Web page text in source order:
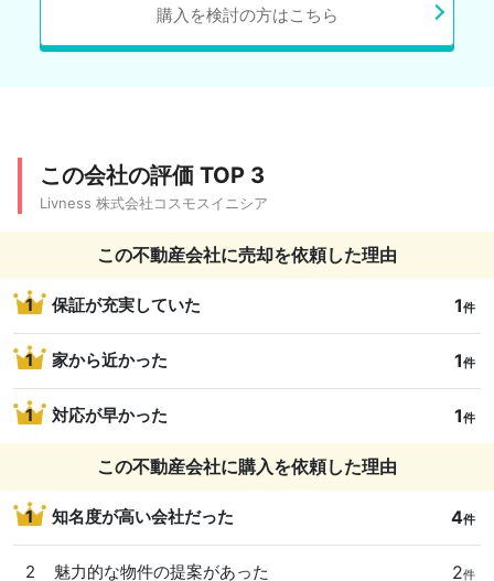
購入を検討の方はこちら
この会社の評価 TOP 3
Livness 株式会社コスモスイニシア
この不動産会社に売却を依頼した理由
1 保証が充実していた 1件
1 家から近かった 1件
1 対応が早かった 1件
この不動産会社に購入を依頼した理由
1 知名度が高い会社だった 4件
2 魅力的な物件の提案があった 2件